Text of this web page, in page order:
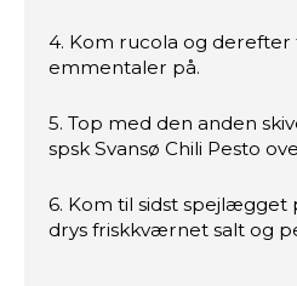
4. Kom rucola og derefter
emmentaler på.
5. Top med den anden
spsk Svansø Chili Pesto
6. Kom til sidst spejlægget
drys friskkværnet salt og